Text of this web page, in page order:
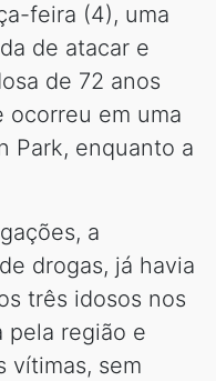
feira (4), uma
de atacar e
de 72 anos
ocorreu em uma
Park, enquanto a
a
drogas, já havia
três idosos nos
pela região e
vítimas, sem